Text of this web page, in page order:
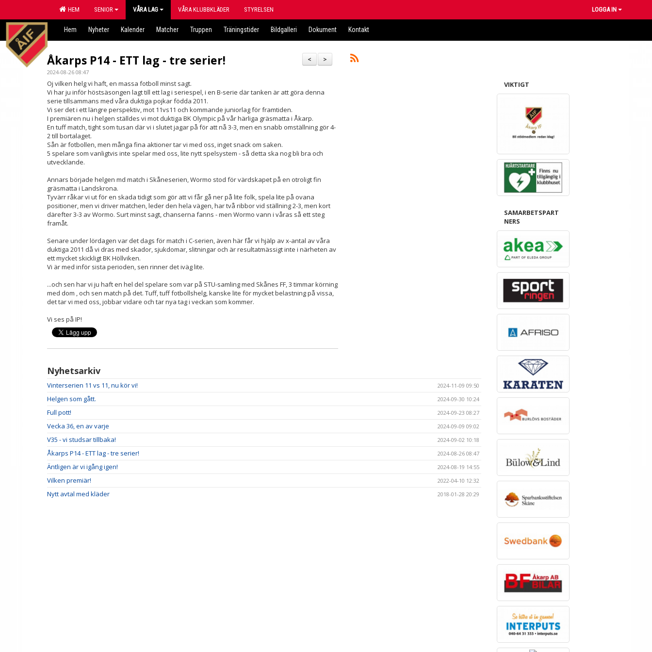
HEM SENIOR VÅRA LAG VÅRA KLUBBKLÄDER STYRELSEN LOGGA IN
Hem Nyheter Kalender Matcher Truppen Träningstider Bildgalleri Dokument Kontakt
>
<
Åkarps P14 - ETT lag - tre serier!
2024-08-26 08:47
Oj vilken helg vi haft, en massa fotboll minst sagt.
Vi har ju inför höstsäsongen lagt till ett lag i seriespel, i en B-serie där tanken är att göra denna
serie tillsammans med våra duktiga pojkar födda 2011.
Vi ser det i ett längre perspektiv, mot 11vs11 och kommande juniorlag för framtiden.
I premiären nu i helgen ställdes vi mot duktiga BK Olympic på vår härliga gräsmatta i Åkarp.
En tuff match, tight som tusan där vi i slutet jagar på för att nå 3-3, men en snabb omställning gör 4-
2 till bortalaget.
Sån är fotbollen, men många fina aktioner tar vi med oss, inget snack om saken.
5 spelare som vanligtvis inte spelar med oss, lite nytt spelsystem - så detta ska nog bli bra och
utvecklande.
Annars började helgen md match i Skåneserien, Wormo stod för värdskapet på en otroligt fin
gräsmatta i Landskrona.
Tyvärr råkar vi ut för en skada tidigt som gör att vi får gå ner på lite folk, spela lite på ovana
positioner, men vi driver matchen, leder den hela vägen, har två ribbor vid ställning 2-3, men kort
därefter 3-3 av Wormo. Surt minst sagt, chanserna fanns - men Wormo vann i våras så ett steg
framåt.
Senare under lördagen var det dags för match i C-serien, även här får vi hjälp av x-antal av våra
duktiga 2011 då vi dras med skador, sjukdomar, slitningar och är resultatmässigt inte i närheten av
ett mycket skickligt BK Höllviken.
Vi är med inför sista perioden, sen rinner det iväg lite.
...och sen har vi ju haft en hel del spelare som var på STU-samling med Skånes FF, 3 timmar körning
med dom , och sen match på det. Tuff, tuff fotbollshelg, kanske lite för mycket belastning på vissa,
det tar vi med oss, jobbar vidare och tar nya tag i veckan som kommer.
Vi ses på IP!
Nyhetsarkiv
Vinterserien 11 vs 11, nu kör vi! 2024-11-09 09:50
Helgen som gått. 2024-09-30 10:24
Full pott! 2024-09-23 08:27
Vecka 36, en av varje 2024-09-09 09:02
V35 - vi studsar tillbaka! 2024-09-02 10:18
Åkarps P14 - ETT lag - tre serier! 2024-08-26 08:47
Äntligen är vi igång igen! 2024-08-19 14:55
Vilken premiär! 2022-04-10 12:32
Nytt avtal med kläder 2018-01-28 20:29
VIKTIGT
SAMARBETSPART
NERS